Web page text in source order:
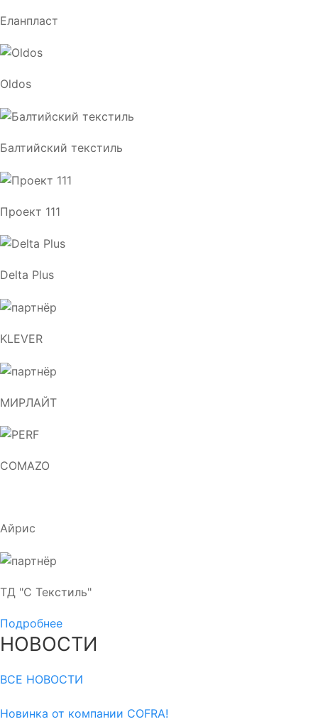
Еланпласт
Oldos
Балтийский текстиль
Проект 111
Delta Plus
KLEVER
МИРЛАЙТ
COMAZO
Айрис
ТД "С Текстиль"
Подробнее
НОВОСТИ
ВСЕ НОВОСТИ
Новинка от компании COFRA!